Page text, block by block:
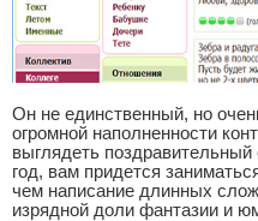
Он не единственный, но
огромной наполненности
выглядеть
год, вам придется
чем написание длинных
изрядной доли фантазии и